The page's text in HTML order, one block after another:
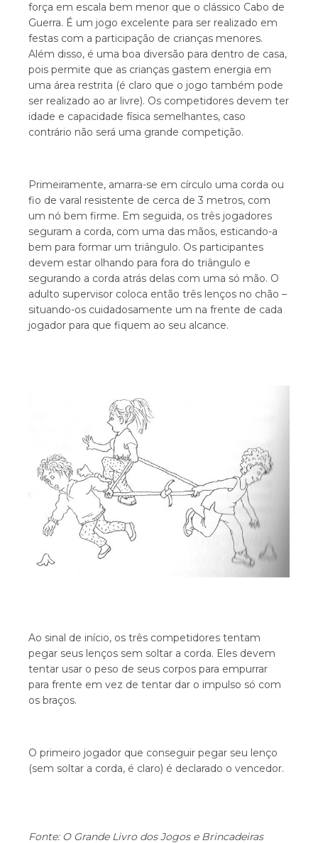
força em escala bem menor que o clássico Cabo de
Guerra. É um jogo excelente para ser realizado em
festas com a participação de crianças menores.
Além disso, é uma boa diversão para dentro de casa,
pois permite que as crianças gastem energia em
uma área restrita (é claro que o jogo também pode
ser realizado ao ar livre). Os competidores devem ter
idade e capacidade física semelhantes, caso
contrário não será uma grande competição.
Primeiramente, amarra-se em círculo uma corda ou
fio de varal resistente de cerca de 3 metros, com
um nó bem firme. Em seguida, os três jogadores
seguram a corda, com uma das mãos, esticando-a
bem para formar um triângulo. Os participantes
devem estar olhando para fora do triângulo e
segurando a corda atrás delas com uma só mão. O
adulto supervisor coloca então três lenços no chão –
situando-os cuidadosamente um na frente de cada
jogador para que fiquem ao seu alcance.
Ao sinal de início, os três competidores tentam
pegar seus lenços sem soltar a corda. Eles devem
tentar usar o peso de seus corpos para empurrar
para frente em vez de tentar dar o impulso só com
os braços.
O primeiro jogador que conseguir pegar seu lenço
(sem soltar a corda, é claro) é declarado o vencedor.
Fonte: O Grande Livro dos Jogos e Brincadeiras